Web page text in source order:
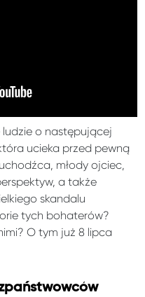
o następującej
ucieka przed pewną
młody ojciec,
a także
skandalu
tych bohaterów?
O tym już 8 lipca